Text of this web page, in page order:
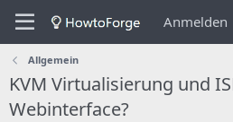
Anmelden
Allgemein
KVM Virtualisierung und
Webinterface?